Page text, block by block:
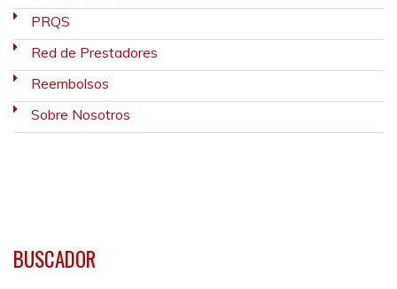
PRQS
Red de Prestadores
Reembolsos
Sobre Nosotros
BUSCADOR